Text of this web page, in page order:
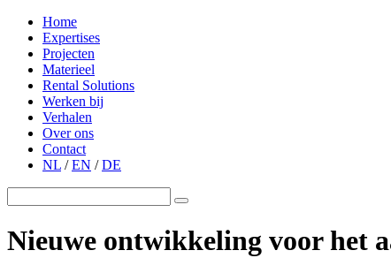
Home
Expertises
Projecten
Materieel
Rental Solutions
Werken bij
Verhalen
Over ons
Contact
NL /EN /DE
Nieuwe ontwikkeling voor het